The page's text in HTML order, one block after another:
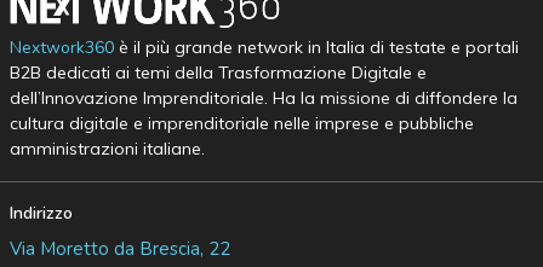
Nextwork360è il più grande network in Italia di testate e portali
B2B dedicati ai temi della Trasformazione Digitale e
dell’Innovazione Imprenditoriale. Ha la missione di diffondere la
cultura digitale e imprenditoriale nelle imprese e pubbliche
amministrazioni italiane.
Indirizzo
Via Moretto da Brescia, 22